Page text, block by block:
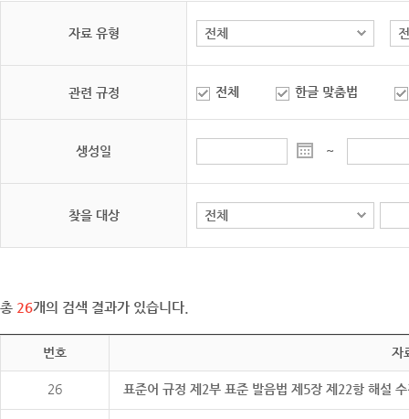
자료 유형
관련 규정 전체 한글 맞춤법
생성일 ~
찾을 대상
총 26개의 검색 결과가 있습니다.
번호 자
26 표준어 규정 제2부 표준 발음법 제5장 제22항 해설